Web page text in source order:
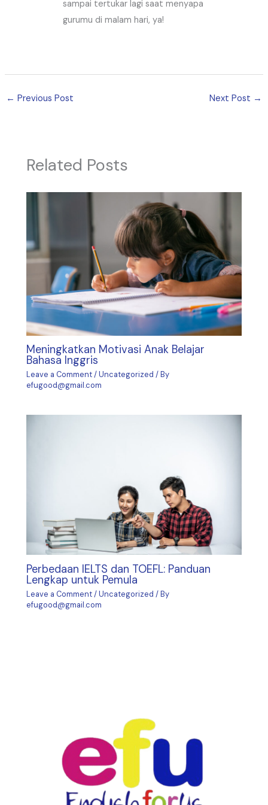
sampai tertukar lagi saat menyapa
gurumu di malam hari, ya!
← Previous Post Next Post →
Related Posts
Meningkatkan Motivasi Anak Belajar
Bahasa Inggris
Leave a Comment/Uncategorized / By
efugood@gmail.com
Perbedaan IELTS dan TOEFL: Panduan
Lengkap untuk Pemula
Leave a Comment/Uncategorized / By
efugood@gmail.com